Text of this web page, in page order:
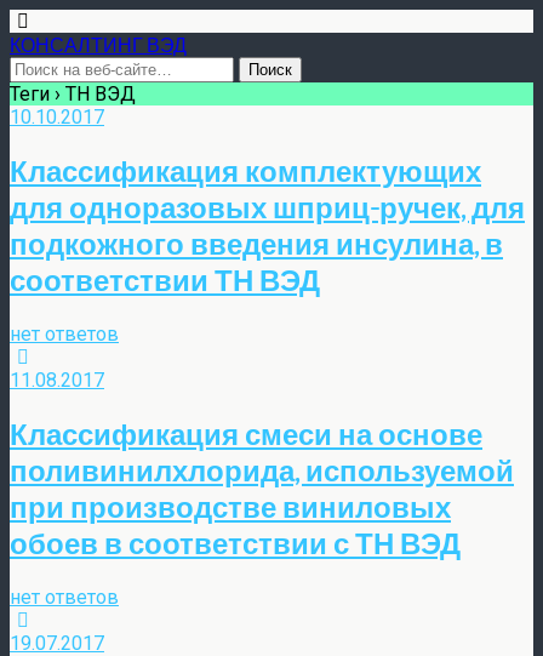
КОНСАЛТИНГ ВЭД
Теги › ТН ВЭД
10.10.2017
Классификация комплектующих
для одноразовых шприц-ручек, для
подкожного введения инсулина, в
соответствии ТН ВЭД
нет ответов
11.08.2017
Классификация смеси на основе
поливинилхлорида, используемой
при производстве виниловых
обоев в соответствии с ТН ВЭД
нет ответов
19.07.2017